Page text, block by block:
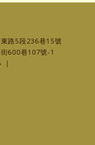
路5段236巷15號
600巷107號-1
|